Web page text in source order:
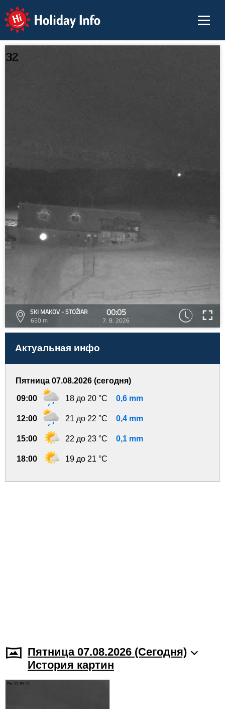
Holiday Info
SKI MAKOV - STOŽIAR
650 m
00:05
7. 8. 2026
Актуальная инфо
Пятница 07.08.2026 (сегодня)
09:00 18 до 20 °C 0,6 mm
12:00 21 до 22 °C 0,4 mm
15:00 22 до 23 °C 0,1 mm
18:00 19 до 21 °C
Пятница 07.08.2026 (Cегодня)
История картин